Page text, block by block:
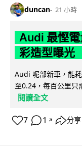
duncan 21 小時
Audi 最慳
彩造型曝光
Audi 呢部新車，能
至0.24，每百公里只
閱讀全文
7 1 ↗ 分享